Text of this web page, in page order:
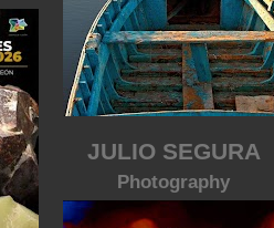
JULIO SEGURA
Photography